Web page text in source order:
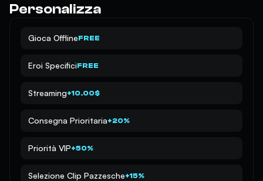
Personalizza
Gioca OfflineFREE
Eroi SpecificiFREE
Streaming+10.00$
Consegna Prioritaria+20%
Priorità VIP+50%
Selezione Clip Pazzesche+15%